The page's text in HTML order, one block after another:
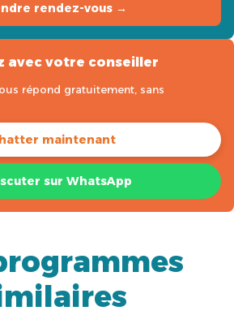
rendez-vous →
avec votre conseiller
répond gratuitement, sans
maintenant
sur WhatsApp